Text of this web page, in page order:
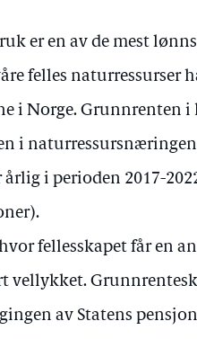
er en av de mest
felles naturressurser
i Norge. Grunnrenten i
i
i perioden 2017-
fellesskapet får en
vellykket.
av Statens